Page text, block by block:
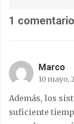
1 comentario
Marco
10 mayo,
Además, los
suficiente